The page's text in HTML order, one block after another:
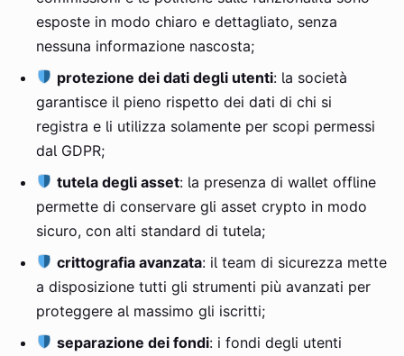
esposte in modo chiaro e dettagliato, senza
nessuna informazione nascosta;
protezione dei dati degli utenti: la società
garantisce il pieno rispetto dei dati di chi si
registra e li utilizza solamente per scopi permessi
dal GDPR;
tutela degli asset: la presenza di wallet offline
permette di conservare gli asset crypto in modo
sicuro, con alti standard di tutela;
crittografia avanzata: il team di sicurezza mette
a disposizione tutti gli strumenti più avanzati per
proteggere al massimo gli iscritti;
separazione dei fondi: i fondi degli utenti